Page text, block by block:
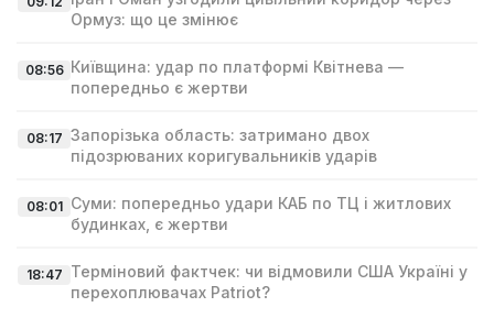
Ормуз: що це змінює
08:56 Київщина: удар по платформі Квітнева —
попередньо є жертви
08:17 Запорізька область: затримано двох
підозрюваних коригувальників ударів
08:01 Суми: попередньо удари КАБ по ТЦ і житлових
будинках, є жертви
18:47 Терміновий фактчек: чи відмовили США Україні у
перехоплювачах Patriot?